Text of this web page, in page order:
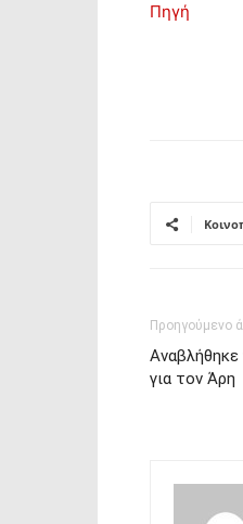
Πηγή
Προηγούμενο
Αναβλήθηκε
για τον Άρη